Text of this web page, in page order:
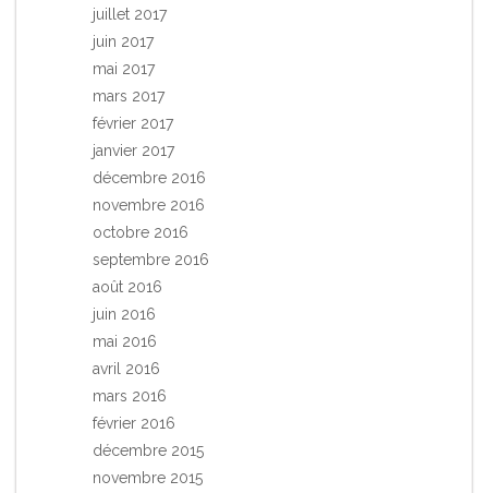
juillet 2017
juin 2017
mai 2017
mars 2017
février 2017
janvier 2017
décembre 2016
novembre 2016
octobre 2016
septembre 2016
août 2016
juin 2016
mai 2016
avril 2016
mars 2016
février 2016
décembre 2015
novembre 2015